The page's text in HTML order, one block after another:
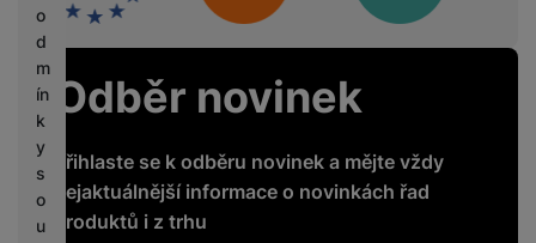
o
d
m
ín
k
y
s
o
u
Odběr novinek
Přihlaste se k odběru novinek a mějte vždy
nejaktuálnější informace o novinkách řad
produktů i z trhu